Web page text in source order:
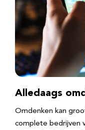
Alledaags
Omdenken kan
complete bedrijven